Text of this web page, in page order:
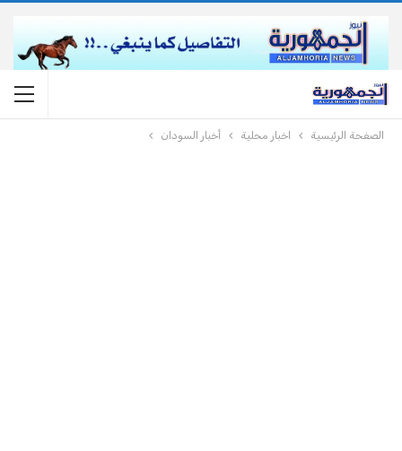
الصفحة الرئيسية اخبار محلية أخبار السودان